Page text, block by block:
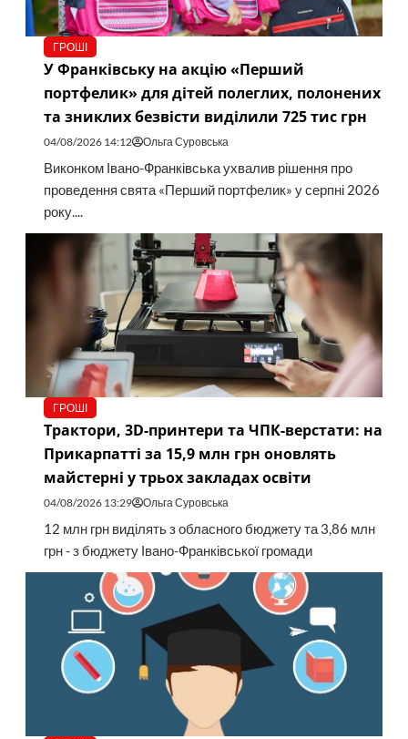
ГРОШІ
У Франківську на акцію «Перший
портфелик» для дітей полеглих, полонених
та зниклих безвісти виділили 725 тис грн
04/08/2026 14:12 Ольга Суровська
Виконком Івано-Франківська ухвалив рішення про
проведення свята «Перший портфелик» у серпні 2026
року....
ГРОШІ
Трактори, 3D-принтери та ЧПК-верстати: на
Прикарпатті за 15,9 млн грн оновлять
майстерні у трьох закладах освіти
04/08/2026 13:29 Ольга Суровська
12 млн грн виділять з обласного бюджету та 3,86 млн
грн - з бюджету Івано-Франківської громади